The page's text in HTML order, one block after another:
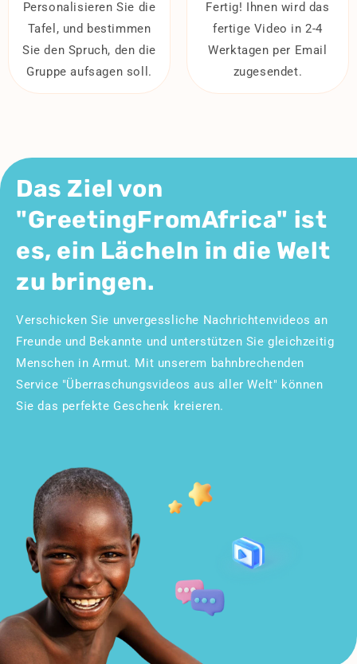
Personalisieren Sie die
Tafel, und bestimmen
Sie den Spruch, den die
Gruppe aufsagen soll.
Fertig! Ihnen wird das
fertige Video in 2-4
Werktagen per Email
zugesendet.
Das Ziel von
"GreetingFromAfrica" ist
es, ein Lächeln in die Welt
zu bringen.
Verschicken Sie unvergessliche Nachrichtenvideos an
Freunde und Bekannte und unterstützen Sie gleichzeitig
Menschen in Armut. Mit unserem bahnbrechenden
Service "Überraschungsvideos aus aller Welt" können
Sie das perfekte Geschenk kreieren.